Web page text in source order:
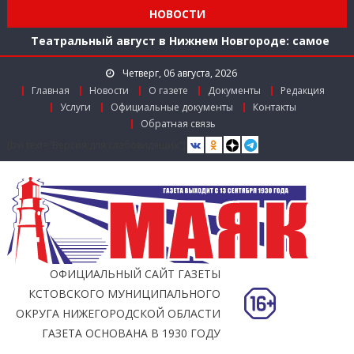
НОВОСТИ
ул. Рождественской: итоги совместной работы
Театральный август в Нижнем Новгороде: самое
время зарядиться искусством!
Доступ к лекарствам по федеральной льготе
Поддержка в региональном грантовом конкурсе
«Драйверы роста»
Заслуженный работник агропромышленного
Мониторинг доступности городской среды на
ул. Рождественской: итоги совместной работы
Четверг, 06 августа, 2026
Главная
Новости О газете Документы
Редакция
Услуги
Официальные документы
Контакты
Обратная связь
ОФИЦИАЛЬНЫЙ САЙТ ГАЗЕТЫ
КСТОВСКОГО МУНИЦИПАЛЬНОГО
ОКРУГА НИЖЕГОРОДСКОЙ ОБЛАСТИ
ГАЗЕТА ОСНОВАНА В 1930 ГОДУ